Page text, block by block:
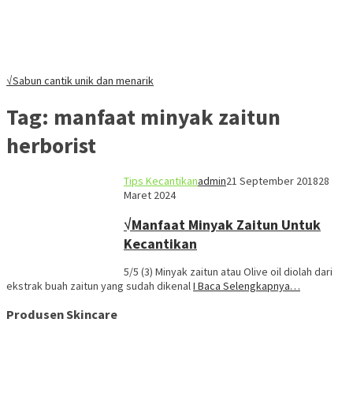
√Sabun cantik unik dan menarik
Tag: manfaat minyak zaitun
herborist
Tips Kecantikanadmin21 September 201828
Maret 2024
√Manfaat Minyak Zaitun Untuk
Kecantikan
5/5 (3) Minyak zaitun atau Olive oil diolah dari
ekstrak buah zaitun yang sudah dikenalI Baca Selengkapnya…
Produsen Skincare